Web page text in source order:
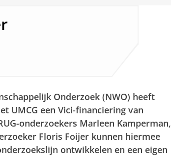
Onderzoek (NWO) heeft
UMCG een Vici-financiering van
onderzoekers Marleen Kamperman,
Floris Foijer kunnen hiermee
ontwikkelen en een eigen